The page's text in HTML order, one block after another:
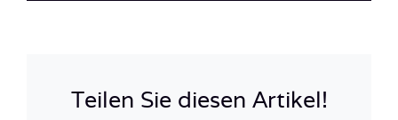
Teilen Sie diesen Artikel!